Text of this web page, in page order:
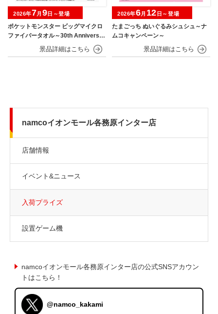
ポケットモンスター ビッグマイクロ
ファイバータオル～30th Anniversar
2026年7月 9日～登場
たまごっち ぬいぐるみシュシュ～ナ
ムコキャンペーン～
2026年6月 12 日～登場
namcoイオンモール各務原インター店
店舗情報
イベント&ニュース
入荷プライズ
設置ゲーム機
namcoイオンモール各務原インター店の公式SNSアカウン
トはこちら！
@namco_kakami